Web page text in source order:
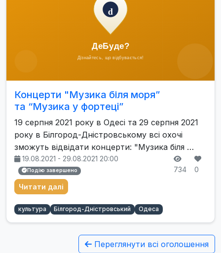
Концерти "Музика біля моря”
та “Музика у фортецi”
19 серпня 2021 року в Одесі та 29 серпня 2021
року в Білгород-Дністровському всі охочі
зможуть відвідати концерти: "Музика біля …
19.08.2021 - 29.08.2021 20:00
Подію завершено 734 0
Читати далі
культура Білгород-Дністровський Одеса
Переглянути всі оголошення